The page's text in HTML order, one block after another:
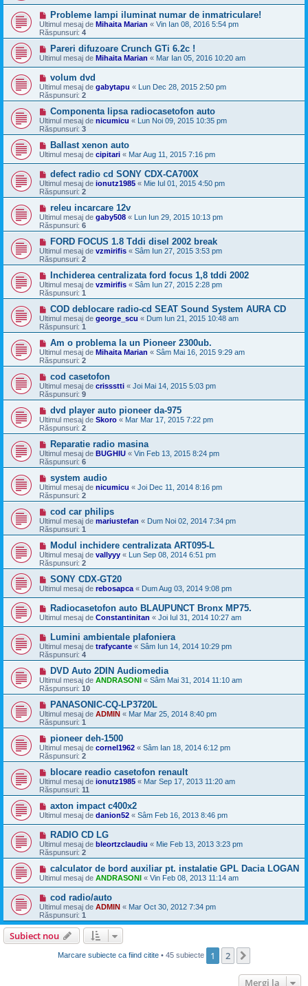
Probleme lampi iluminat numar de inmatriculare!
Ultimul mesaj de Mihaita Marian « Vin Ian 08, 2016 5:54 pm
Răspunsuri: 4
Pareri difuzoare Crunch GTi 6.2c !
Ultimul mesaj de Mihaita Marian « Mar Ian 05, 2016 10:20 am
volum dvd
Ultimul mesaj de gabytapu « Lun Dec 28, 2015 2:50 pm
Răspunsuri: 2
Componenta lipsa radiocasetofon auto
Ultimul mesaj de nicumicu « Lun Noi 09, 2015 10:35 pm
Răspunsuri: 3
Ballast xenon auto
Ultimul mesaj de cipitari « Mar Aug 11, 2015 7:16 pm
defect radio cd SONY CDX-CA700X
Ultimul mesaj de ionutz1985 « Mie Iul 01, 2015 4:50 pm
Răspunsuri: 2
releu incarcare 12v
Ultimul mesaj de gaby508 « Lun Iun 29, 2015 10:13 pm
Răspunsuri: 6
FORD FOCUS 1.8 Tddi disel 2002 break
Ultimul mesaj de vzmirifis « Sâm Iun 27, 2015 3:53 pm
Răspunsuri: 2
Inchiderea centralizata ford focus 1,8 tddi 2002
Ultimul mesaj de vzmirifis « Sâm Iun 27, 2015 2:28 pm
Răspunsuri: 1
COD deblocare radio-cd SEAT Sound System AURA CD
Ultimul mesaj de george_scu « Dum Iun 21, 2015 10:48 am
Răspunsuri: 1
Am o problema la un Pioneer 2300ub.
Ultimul mesaj de Mihaita Marian « Sâm Mai 16, 2015 9:29 am
Răspunsuri: 2
cod casetofon
Ultimul mesaj de crissstti « Joi Mai 14, 2015 5:03 pm
Răspunsuri: 9
dvd player auto pioneer da-975
Ultimul mesaj de Skoro « Mar Mar 17, 2015 7:22 pm
Răspunsuri: 2
Reparatie radio masina
Ultimul mesaj de BUGHIU « Vin Feb 13, 2015 8:24 pm
Răspunsuri: 6
system audio
Ultimul mesaj de nicumicu « Joi Dec 11, 2014 8:16 pm
Răspunsuri: 2
cod car philips
Ultimul mesaj de mariustefan « Dum Noi 02, 2014 7:34 pm
Răspunsuri: 1
Modul inchidere centralizata ART095-L
Ultimul mesaj de vallyyy « Lun Sep 08, 2014 6:51 pm
Răspunsuri: 2
SONY CDX-GT20
Ultimul mesaj de rebosapca « Dum Aug 03, 2014 9:08 pm
Radiocasetofon auto BLAUPUNCT Bronx MP75.
Ultimul mesaj de Constantinitan « Joi Iul 31, 2014 10:27 am
Lumini ambientale plafoniera
Ultimul mesaj de trafycante « Sâm Iun 14, 2014 10:29 pm
Răspunsuri: 4
DVD Auto 2DIN Audiomedia
Ultimul mesaj de ANDRASONI « Sâm Mai 31, 2014 11:10 am
Răspunsuri: 10
PANASONIC-CQ-LP3720L
Ultimul mesaj de ADMIN « Mar Mar 25, 2014 8:40 pm
Răspunsuri: 1
pioneer deh-1500
Ultimul mesaj de cornel1962 « Sâm Ian 18, 2014 6:12 pm
Răspunsuri: 2
blocare readio casetofon renault
Ultimul mesaj de ionutz1985 « Mar Sep 17, 2013 11:20 am
Răspunsuri: 11
axton impact c400x2
Ultimul mesaj de danion52 « Sâm Feb 16, 2013 8:46 pm
RADIO CD LG
Ultimul mesaj de bleortzclaudiu « Mie Feb 13, 2013 3:23 pm
Răspunsuri: 2
calculator de bord auxiliar pt. instalatie GPL Dacia LOGAN
Ultimul mesaj de ANDRASONI « Vin Feb 08, 2013 11:14 am
cod radio/auto
Ultimul mesaj de ADMIN « Mar Oct 30, 2012 7:34 pm
Răspunsuri: 1
Subiect nou
Marcare subiecte ca fiind citite • 45 subiecte 1 2
Mergi la